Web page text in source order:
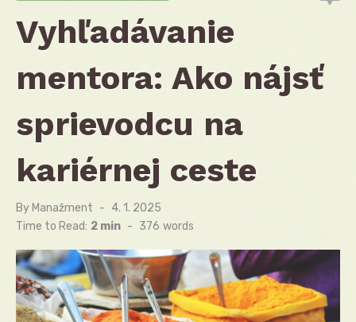
Vyhľadávanie
mentora: Ako nájsť
sprievodcu na
kariérnej ceste
By Manažment
Posted
on
4. 1. 2025
Time to Read: 2 min - 376 words